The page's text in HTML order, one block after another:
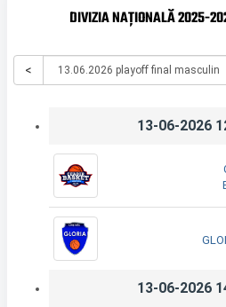
DIVIZIA NAȚIONALĂ 2025-
<
13-06-2026
13-06-2026